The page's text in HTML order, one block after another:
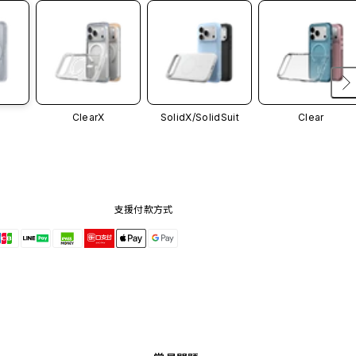
ClearX SolidX/SolidSuit Clear
支援付款方式